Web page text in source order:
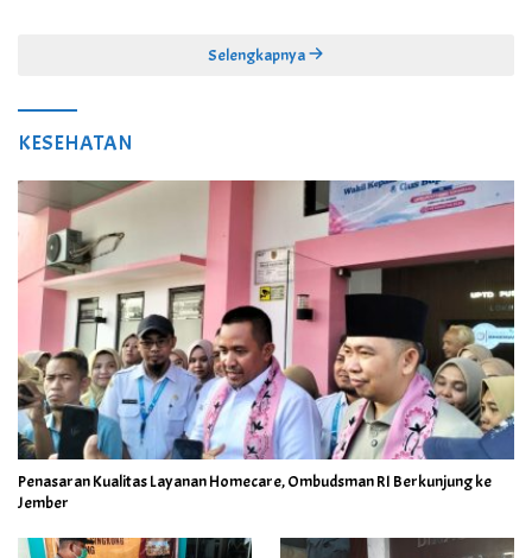
Selengkapnya
KESEHATAN
Penasaran Kualitas Layanan Homecare, Ombudsman RI Berkunjung ke
Jember